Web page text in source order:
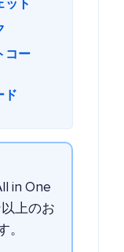
ット
コー
ド
in One
上のお
。